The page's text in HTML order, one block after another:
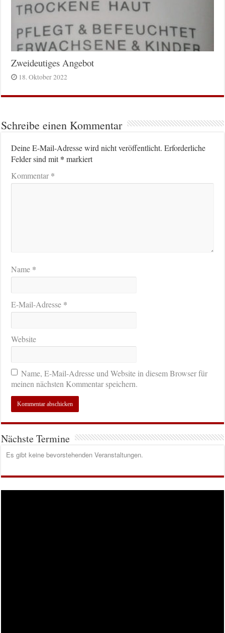
Zweideutiges Angebot
18. Oktober 2022
Schreibe einen Kommentar
Deine E-Mail-Adresse wird nicht veröffentlicht. Erforderliche
Felder sind mit* markiert
Kommentar*
Name *
E-Mail-Adresse *
Website
Name, E-Mail-Adresse und Website in diesem Browser für
meinen nächsten Kommentar speichern.
Nächste Termine
Es gibt keine bevorstehenden Veranstaltungen.